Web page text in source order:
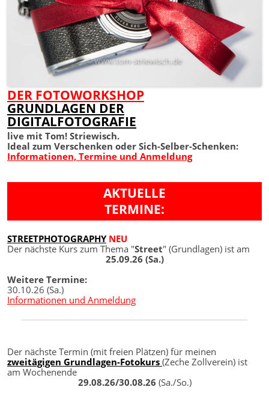
DER FOTOWORKSHOP
GRUNDLAGEN DER
DIGITALFOTOGRAFIE
live mit Tom! Striewisch.
Ideal zum Verschenken oder Sich-Selber-Schenken:
Informationen, Termine und Anmeldung
AKTUELLE
TERMINE:
STREETPHOTOGRAPHY NEU
Der nächste Kurs zum Thema "Street" (Grundlagen) ist am
25.09.26 (Sa.)
Weitere Termine:
30.10.26 (Sa.)
Informationen und Anmeldung
Der nächste Termin (mit freien Plätzen) für meinen
zweitägigen Grundlagen-Fotokurs (Zeche Zollverein) ist
am Wochenende
29.08.26/30.08.26 (Sa./So.)